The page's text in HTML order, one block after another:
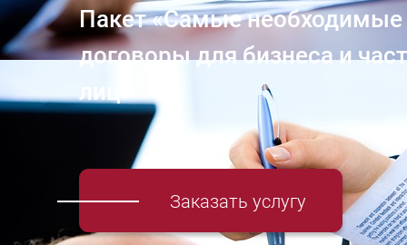
Пакет «Самые необходимые
договоры для бизнеса и
лиц»
Заказать услугу